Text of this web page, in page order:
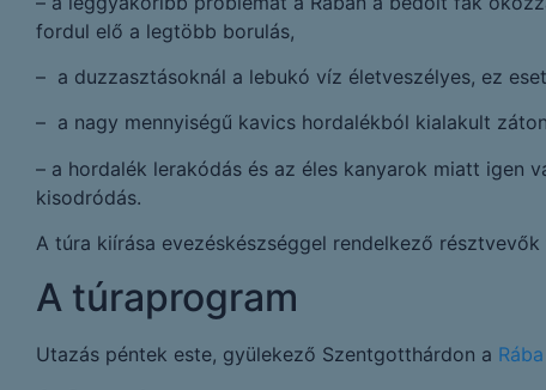
fordul elő a legtöbb borulás,
– a duzzasztásoknál a lebukó víz életveszélyes, ez
– a nagy mennyiségű kavics hordalékból kialakult
– a hordalék lerakódás és az éles kanyarok miatt igen
kisodródás.
A túra kiírása evezéskészséggel rendelkező
A túraprogram
Utazás péntek este, gyülekező Szentgotthárdon a Rába